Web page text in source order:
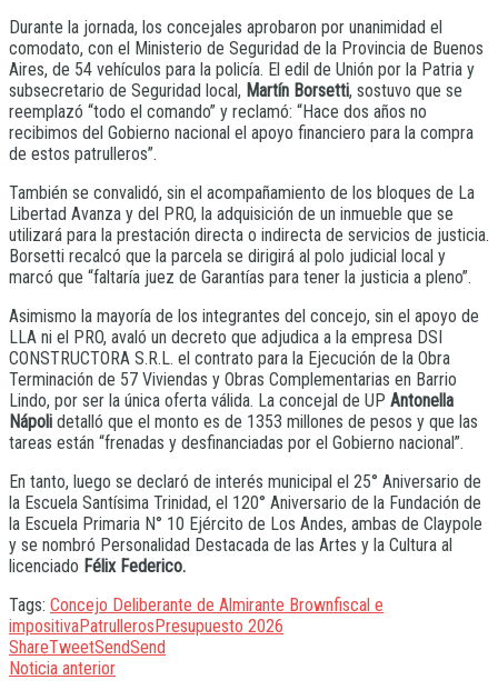
Durante la jornada, los concejales aprobaron por unanimidad el
comodato, con el Ministerio de Seguridad de la Provincia de Buenos
Aires, de 54 vehículos para la policía. El edil de Unión por la Patria y
subsecretario de Seguridad local, Martín Borsetti, sostuvo que se
reemplazó “todo el comando” y reclamó: “Hace dos años no
recibimos del Gobierno nacional el apoyo financiero para la compra
de estos patrulleros”.
También se convalidó, sin el acompañamiento de los bloques de La
Libertad Avanza y del PRO, la adquisición de un inmueble que se
utilizará para la prestación directa o indirecta de servicios de justicia.
Borsetti recalcó que la parcela se dirigirá al polo judicial local y
marcó que “faltaría juez de Garantías para tener la justicia a pleno”.
Asimismo la mayoría de los integrantes del concejo, sin el apoyo de
LLA ni el PRO, avaló un decreto que adjudica a la empresa DSI
CONSTRUCTORA S.R.L. el contrato para la Ejecución de la Obra
Terminación de 57 Viviendas y Obras Complementarias en Barrio
Lindo, por ser la única oferta válida. La concejal de UP Antonella
Nápoli detalló que el monto es de 1353 millones de pesos y que las
tareas están “frenadas y desfinanciadas por el Gobierno nacional”.
En tanto, luego se declaró de interés municipal el 25° Aniversario de
la Escuela Santísima Trinidad, el 120° Aniversario de la Fundación de
la Escuela Primaria N° 10 Ejército de Los Andes, ambas de Claypole
y se nombró Personalidad Destacada de las Artes y la Cultura al
licenciado Félix Federico.
Tags: Concejo Deliberante de Almirante Brownfiscal e
impositivaPatrullerosPresupuesto 2026
ShareTweetSendSend
Noticia anterior